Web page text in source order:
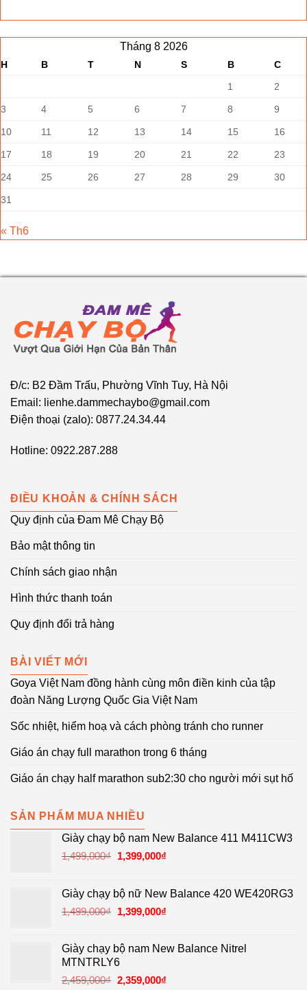
Tháng 8 2026
H B T N S B
C
1
2
3 4 5 6 7 8 9
10 11 12 13 14 15 16
17 18 19 20 21 22 23
24 25 26 27 28 29 30
31
« Th6
Đ/c: B2 Đầm Trấu, Phường Vĩnh Tuy, Hà Nội
Email: lienhe.dammechaybo@gmail.com
Điện thoại (zalo): 0877.24.34.44
Hotline: 0922.287.288
ĐIỀU KHOẢN & CHÍNH SÁCH
Quy định của Đam Mê Chạy Bộ
Bảo mật thông tin
Chính sách giao nhận
Hình thức thanh toán
Quy định đổi trả hàng
BÀI VIẾT MỚI
Goya Việt Nam đồng hành cùng môn điền kinh của tập
đoàn Năng Lượng Quốc Gia Việt Nam
Sốc nhiệt, hiểm hoạ và cách phòng tránh cho runner
Giáo án chạy full marathon trong 6 tháng
Giáo án chạy half marathon sub2:30 cho người mới sụt hố
SẢN PHẨM MUA NHIỀU
Giày chạy bộ nam New Balance 411 M411CW3
1,499,000₫ Giá
1,499,000₫.
1,399,000₫Giá
là:
1,399,000₫.
Giày chạy bộ nữ New Balance 420 WE420RG3
1,499,000₫ Giá
1,499,000₫.
1,399,000₫Giá
là:
Giày chạy bộ nam New Balance Nitrel
MTNTRLY6
2,459,000₫ Giá
2,359,000₫Giá